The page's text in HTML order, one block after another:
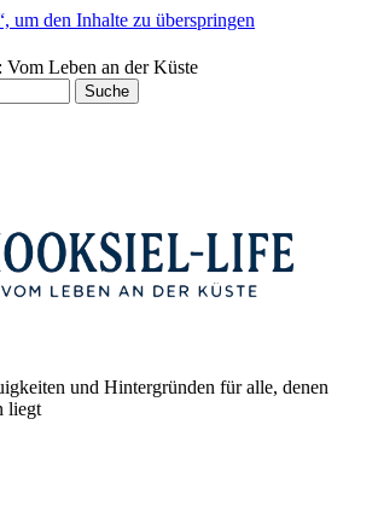
um den Inhalte zu überspringen
Leben an der Küste
und Hintergründen für alle, denen
liegt